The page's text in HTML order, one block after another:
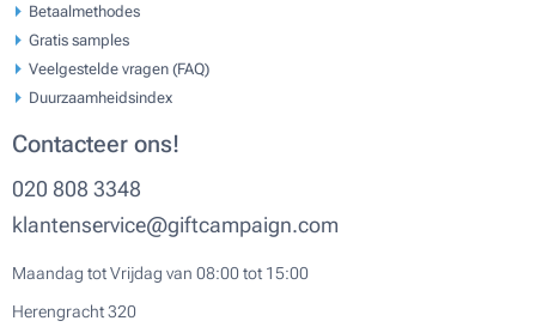
Betaalmethodes
Gratis samples
Veelgestelde vragen (FAQ)
Duurzaamheidsindex
Contacteer ons!
020 808 3348
klantenservice@giftcampaign.com
Maandag tot Vrijdag van 08:00 tot 15:00
Herengracht 320